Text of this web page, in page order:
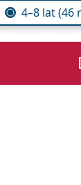
4–8 lat (46